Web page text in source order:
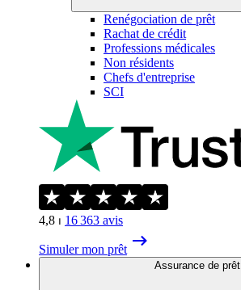
Renégociation de prêt
Rachat de crédit
Professions médicales
Non résidents
Chefs d'entreprise
SCI
4,8 ⏐ 16 363 avis
Simuler mon prêt
Assurance de prêt